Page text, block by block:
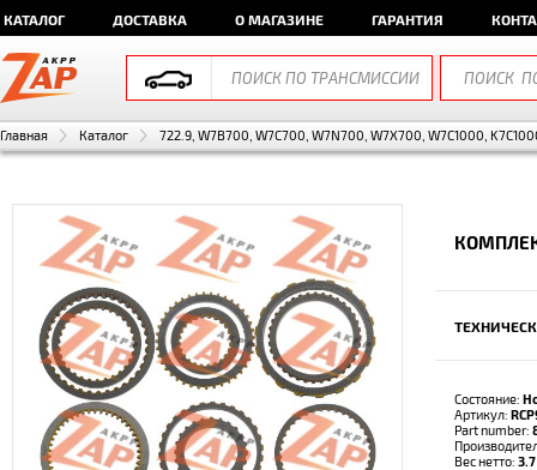
КАТАЛОГ ДОСТАВКА О МАГАЗИНЕ ГАРАНТИЯ
Главная Каталог 722.9, W7B700, W7C700, W7N700, W7X700, W7C1000,
Состояние:
Артикул:
Part number:
Вес нетто: 3.7